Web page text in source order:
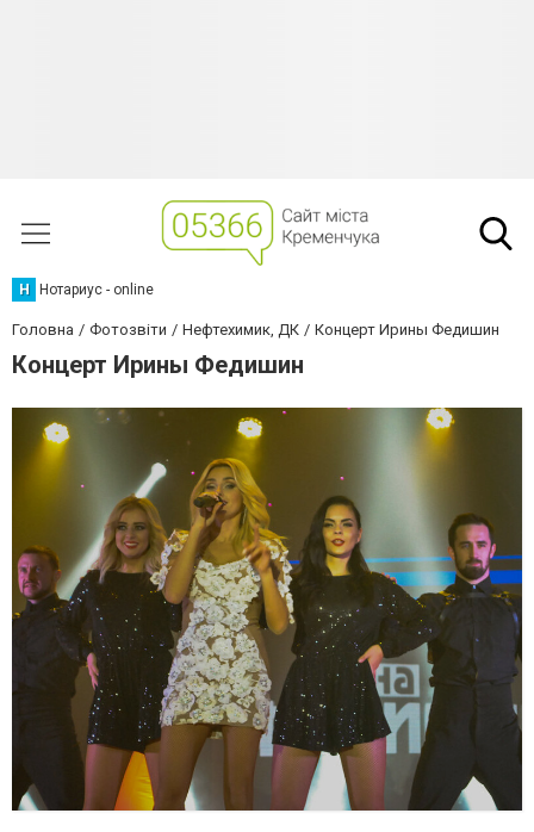
Н Нотариус - online
Головна Фотозвіти Нефтехимик, ДК Концерт Ирины Федишин
Концерт Ирины Федишин